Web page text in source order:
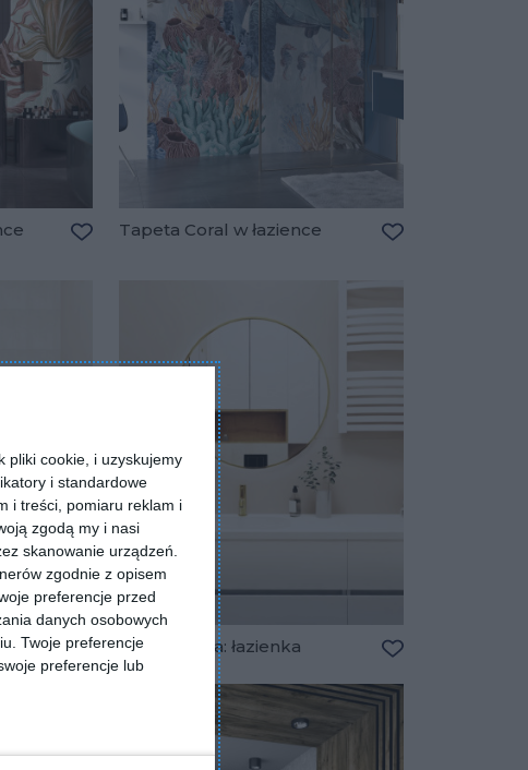
pliki cookie, i uzyskujemy
i standardowe
i treści, pomiaru reklam i
zgodą my i nasi
skanowanie urządzeń.
zgodnie z opisem
preferencje przed
danych osobowych
Twoje preferencje
preferencje lub
Tapeta Coral w łazience
Dodaj do ulubionych
Wizualizacja: łazienka